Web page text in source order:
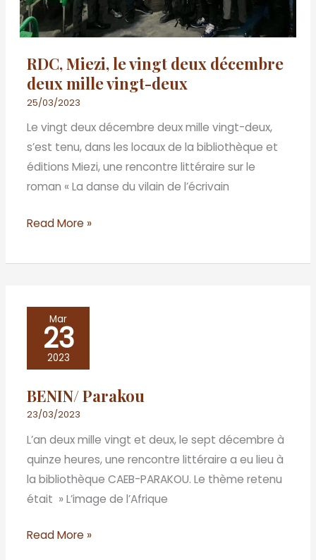
RDC, Miezi, le vingt deux décembre
deux mille vingt-deux
25/03/2023
Le vingt deux décembre deux mille vingt-deux,
s’est tenu, dans les locaux de la bibliothèque et
éditions Miezi, une rencontre littéraire sur le
roman « La danse du vilain de l’écrivain
vingt-
deux
Read More »
Mar
23
2023
BENIN/ Parakou
23/03/2023
L’an deux mille vingt et deux, le sept décembre à
quinze heures, une rencontre littéraire a eu lieu à
la bibliothèque CAEB-PARAKOU. Le thème retenu
était » L’image de l’Afrique
BENIN/
Parakou
Read More »